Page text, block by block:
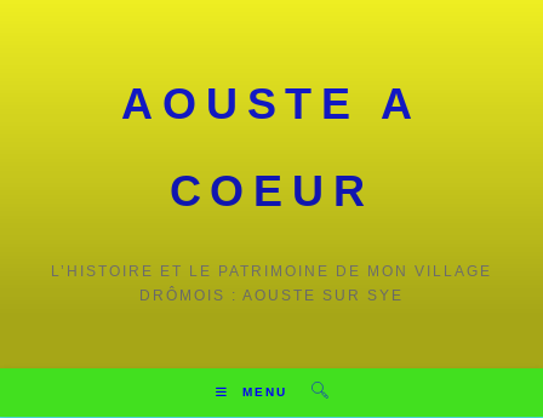
AOUSTE A
COEUR
L’HISTOIRE ET LE PATRIMOINE DE MON VILLAGE
DRÔMOIS : AOUSTE SUR SYE
MENU